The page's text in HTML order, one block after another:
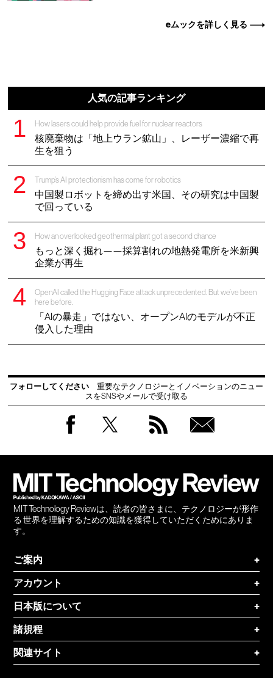
eムックを詳しく見る
人気の記事ランキング
How lasers could help provide fuel for nuclear reactors
核廃棄物は「地上ウラン鉱山」、レーザー濃縮で再
生を狙う
Trump’s AI protectionism has come for robotics
中国製ロボットを締め出す米国、その研究は中国製
で回っている
How an overlooked geothermal plant got a second chance
もっと深く掘れ——採算割れの地熱発電所を米新興
企業が再生
OpenAI called the Hugging Face attack unprecedented. But we’ve been
here before.
「AIの暴走」ではない、オープンAIのモデルが不正
侵入した理由
フォローしてください
重要なテクノロジーとイノベーションのニュー
スをSNSやメールで受け取る
MIT Technology Reviewは、読者の皆さまに、テクノロジーが形作
る 世界を理解するための知識を獲得していただくためにありま
す。
ご案内
+
アカウント
+
日本版について
+
諸規程
+
関連サイト
+